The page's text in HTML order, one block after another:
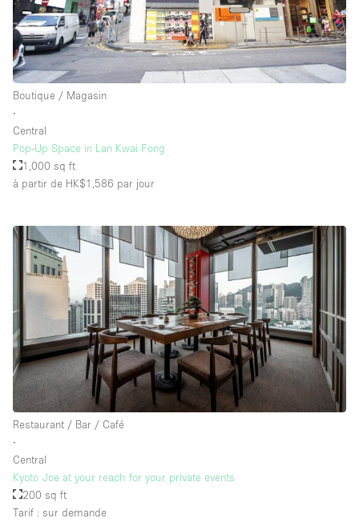
Boutique / Magasin
∙
Central
Pop-Up Space in Lan Kwai Fong
1,000 sq ft
à partir de HK$1,586 par jour
Restaurant / Bar / Café
∙
Central
Kyoto Joe at your reach for your private events
200 sq ft
Tarif : sur demande